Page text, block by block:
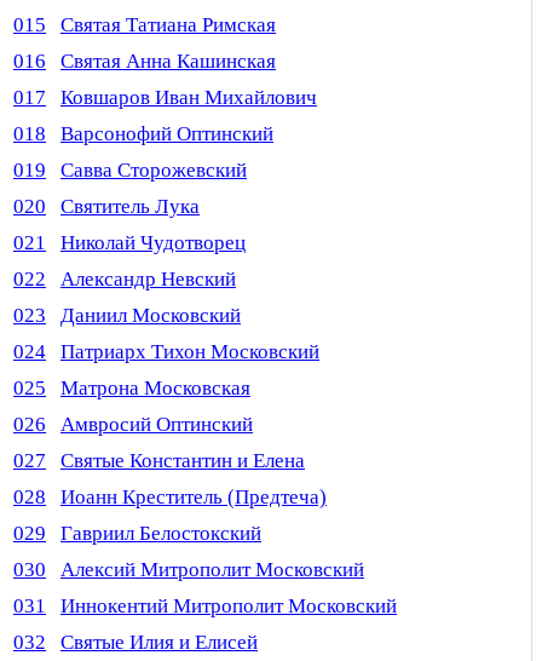
015
Святая Татиана Римская
016
Святая Анна Кашинская
017
Ковшаров Иван Михайлович
018
Варсонофий Оптинский
019
Савва Сторожевский
020
Святитель Лука
021
Николай Чудотворец
022
Александр Невский
023
Даниил Московский
024
Патриарх Тихон Московский
025
Матрона Московская
026
Амвросий Оптинский
027
Святые Константин и Елена
028
Иоанн Креститель (Предтеча)
029
Гавриил Белостокский
030
Алексий Митрополит Московский
031
Иннокентий Митрополит Московский
032
Святые Илия и Елисей